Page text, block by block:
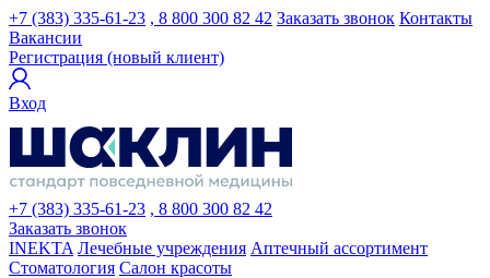
+7 (383) 335-61-23 , 8 800 300 82 42 Заказать звонок Контакты
Вакансии
Регистрация (новый клиент)
Вход
+7 (383) 335-61-23 , 8 800 300 82 42
Заказать звонок
INEKTA Лечебные учреждения Аптечный ассортимент
Стоматология Салон красоты